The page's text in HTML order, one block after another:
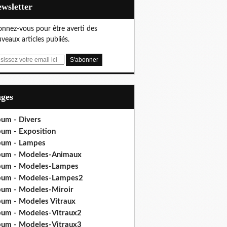
vous pour être averti des
articles publiés.
- Divers
- Exposition
- Lampes
- Modeles-Animaux
- Modeles-Lampes
- Modeles-Lampes2
- Modeles-Miroir
- Modeles Vitraux
- Modeles-Vitraux2
- Modeles-Vitraux3